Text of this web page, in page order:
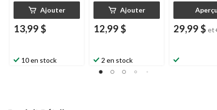
Ajouter
13,99 $
10 en stock
Ajouter
12,99 $
2 en stock
29,99 $